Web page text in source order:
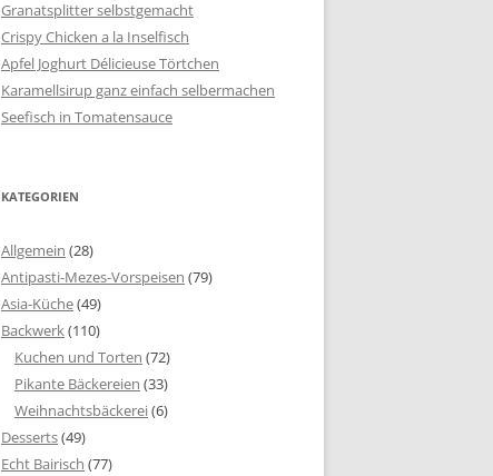
Granatsplitter selbstgemacht
Crispy Chicken a la Inselfisch
Apfel Joghurt Délicieuse Törtchen
Karamellsirup ganz einfach selbermachen
Seefisch in Tomatensauce
KATEGORIEN
Allgemein (28)
Antipasti-Mezes-Vorspeisen (79)
Asia-Küche(49)
Backwerk(110)
Kuchen und Torten (72)
Pikante Bäckereien (33)
Weihnachtsbäckerei(6)
Desserts(49)
Echt Bairisch (77)